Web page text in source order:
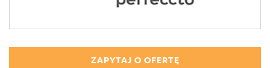
ZAPYTAJ O OFERTĘ